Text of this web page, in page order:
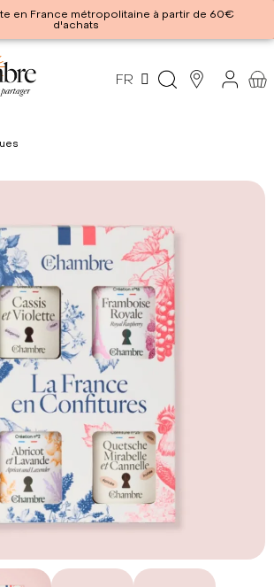
en France métropolitaine à partir de 60€
d'achats
FR